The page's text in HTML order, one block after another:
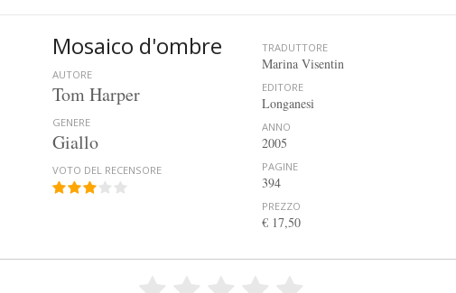
Mosaico d'ombre
AUTORE
Tom Harper
GENERE
Giallo
VOTO DEL RECENSORE
TRADUTTORE
Marina Visentin
EDITORE
Longanesi
ANNO
2005
PAGINE
394
PREZZO
€ 17,50